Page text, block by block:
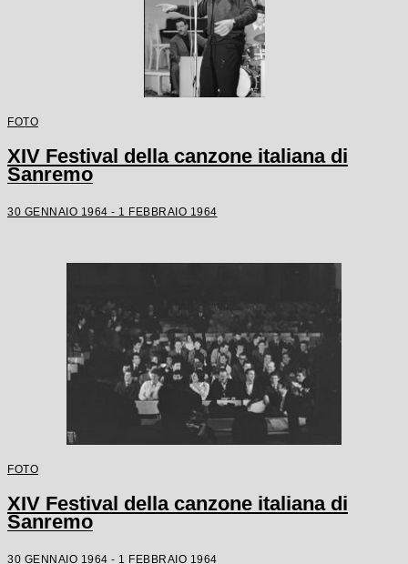
FOTO
XIV Festival della canzone italiana di
Sanremo
30 GENNAIO 1964 - 1 FEBBRAIO 1964
FOTO
XIV Festival della canzone italiana di
Sanremo
30 GENNAIO 1964 - 1 FEBBRAIO 1964